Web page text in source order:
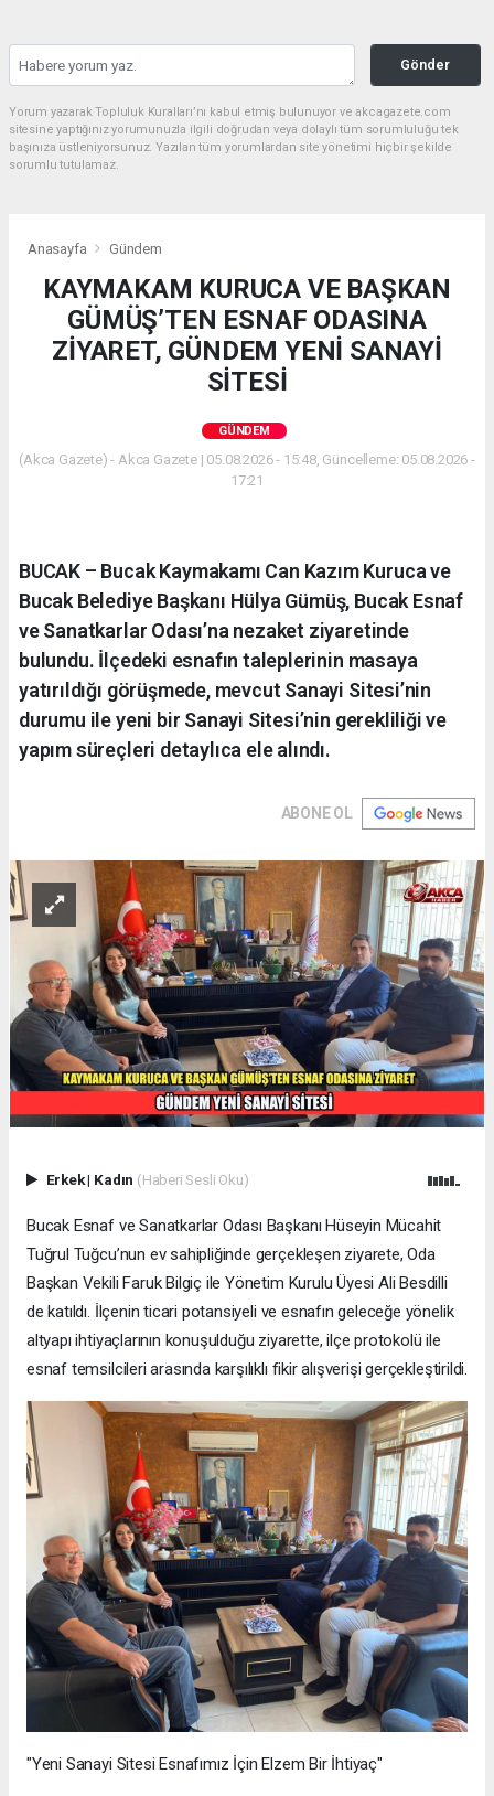
Gönder
Yorum yazarak Topluluk Kuralları’nı kabul etmiş bulunuyor ve akcagazete.com
sitesine yaptığınız yorumunuzla ilgili doğrudan veya dolaylı tüm sorumluluğu tek
başınıza üstleniyorsunuz. Yazılan tüm yorumlardan site yönetimi hiçbir şekilde
sorumlu tutulamaz.
Anasayfa Gündem
KAYMAKAM KURUCA VE BAŞKAN
GÜMÜŞ’TEN ESNAF ODASINA
ZİYARET, GÜNDEM YENİ SANAYİ
SİTESİ
GÜNDEM
(Akca Gazete) - Akca Gazete | 05.08.2026 - 15:48, Güncelleme: 05.08.2026 -
17:21
BUCAK – Bucak Kaymakamı Can Kazım Kuruca ve
Bucak Belediye Başkanı Hülya Gümüş, Bucak Esnaf
ve Sanatkarlar Odası’na nezaket ziyaretinde
bulundu. İlçedeki esnafın taleplerinin masaya
yatırıldığı görüşmede, mevcut Sanayi Sitesi’nin
durumu ile yeni bir Sanayi Sitesi’nin gerekliliği ve
yapım süreçleri detaylıca ele alındı.
ABONE OL
Erkek| Kadın (Haberi Sesli Oku)
Bucak Esnaf ve Sanatkarlar Odası Başkanı Hüseyin Mücahit
Tuğrul Tuğcu’nun ev sahipliğinde gerçekleşen ziyarete, Oda
Başkan Vekili Faruk Bilgiç ile Yönetim Kurulu Üyesi Ali Besdilli
de katıldı. İlçenin ticari potansiyeli ve esnafın geleceğe yönelik
altyapı ihtiyaçlarının konuşulduğu ziyarette, ilçe protokolü ile
esnaf temsilcileri arasında karşılıklı fikir alışverişi gerçekleştirildi.
"Yeni Sanayi Sitesi Esnafımız İçin Elzem Bir İhtiyaç"